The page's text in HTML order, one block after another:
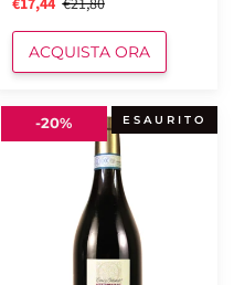
€17,44 €21,80
ACQUISTA ORA
Crussi
2015
ESAURITO
-20%